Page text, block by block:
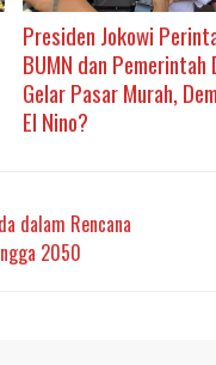
Presiden Jokowi
BUMN dan Pemerintah
Gelar Pasar Murah,
El Nino?
dalam Rencana
2050